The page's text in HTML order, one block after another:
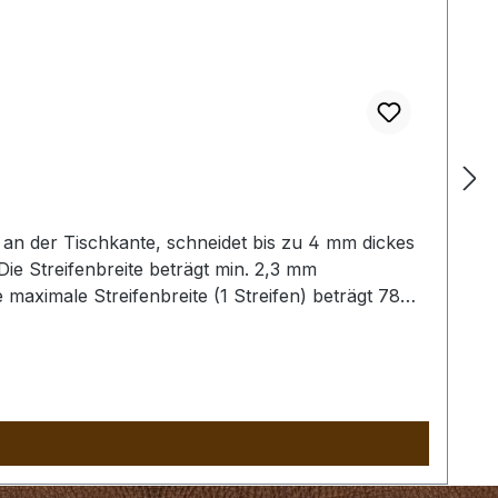
der Tischkante, schneidet bis zu 4 mm dickes
Streifenbreite beträgt min. 2,3 mm
Streifenbreite (1 Streifen) beträgt 78
Die maximale Streifenbreite (1 Streifen)
geschnitten werden)